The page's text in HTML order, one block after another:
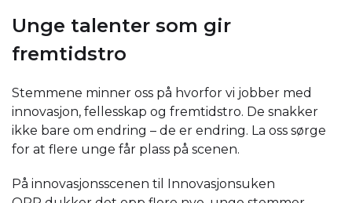
Unge talenter som gir
fremtidstro
Stemmene minner oss på hvorfor vi jobber med
innovasjon, fellesskap og fremtidstro. De snakker
ikke bare om endring – de er endring. La oss sørge
for at flere unge får plass på scenen.
På innovasjonsscenen til Innovasjonsuken